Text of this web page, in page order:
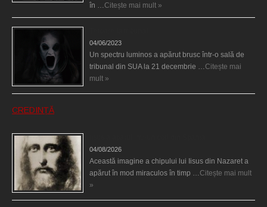
în … Citește mai mult »
04/06/2023
Un spectru luminos a apărut brusc într-o sală de
tribunal din SUA la 21 decembrie … Citește mai
mult »
CREDINȚĂ
04/08/2026
Această imagine a chipului lui Iisus din Nazaret a
apărut în mod miraculos în timp … Citește mai mult
»